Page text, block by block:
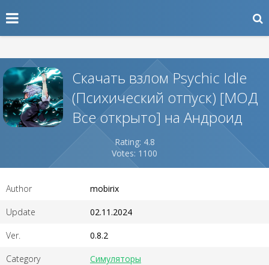
Скачать взлом Psychic Idle
(Психический отпуск) [МОД
Все открыто] на Андроид
Rating: 4.8
Votes: 1100
Author mobirix
Update 02.11.2024
Ver. 0.8.2
Category Симуляторы